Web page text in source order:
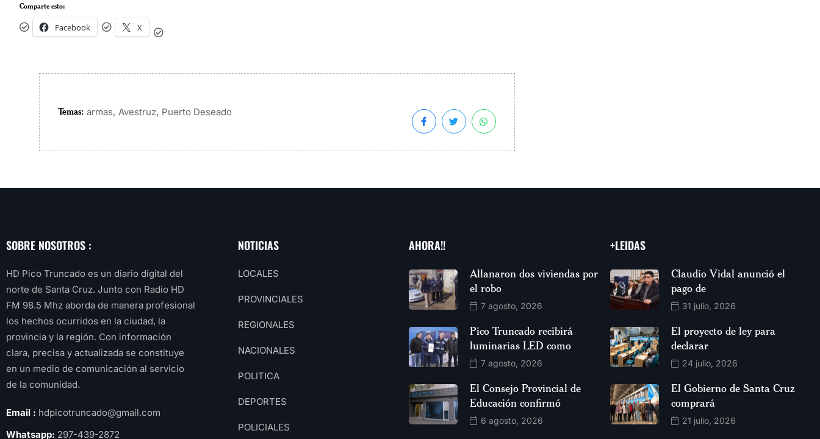
Comparte esto:
Facebook X
Temas: armas, Avestruz, Puerto Deseado
SOBRE NOSOTROS :
HD Pico Truncado es un diario digital del
norte de Santa Cruz. Junto con Radio HD
FM 98.5 Mhz aborda de manera profesional
los hechos ocurridos en la ciudad, la
provincia y la región. Con información
clara, precisa y actualizada se constituye
en un medio de comunicación al servicio
de la comunidad.
Email : hdpicotruncado@gmail.com
Whatsapp: 297-439-2872
NOTICIAS
LOCALES
PROVINCIALES
REGIONALES
NACIONALES
POLITICA
DEPORTES
POLICIALES
AHORA!!
Allanaron dos viviendas por
el robo
7 agosto, 2026
Pico Truncado recibirá
luminarias LED como
7 agosto, 2026
El Consejo Provincial de
Educación confirmó
6 agosto, 2026
+LEIDAS
Claudio Vidal anunció el
pago de
31 julio, 2026
El proyecto de ley para
declarar
24 julio, 2026
El Gobierno de Santa Cruz
comprará
21 julio, 2026